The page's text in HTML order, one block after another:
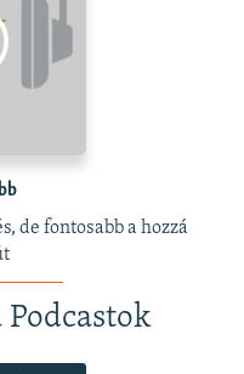
de fontosabb a hozzá
Podcastok